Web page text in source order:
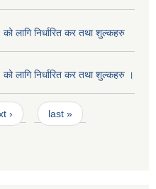
लागि निर्धारित कर तथा शुल्कहरु
लागि निर्धारित कर तथा शुल्कहरु ।
› last »